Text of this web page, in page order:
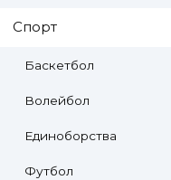
Спорт
Баскетбол
Волейбол
Единоборства
Футбол